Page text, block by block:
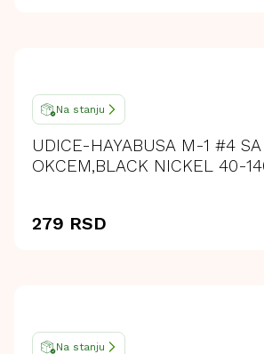
Na stanju
UDICE-HAYABUSA M-1 #4 SA
OKCEM,BLACK NICKEL 40-
279 RSD
Na stanju